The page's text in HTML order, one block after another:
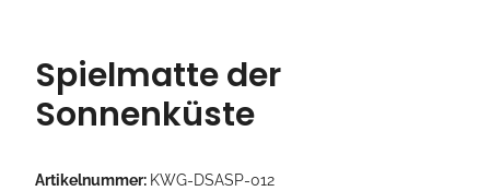
Spielmatte der
Sonnenküste
Artikelnummer: KWG-DSASP-012